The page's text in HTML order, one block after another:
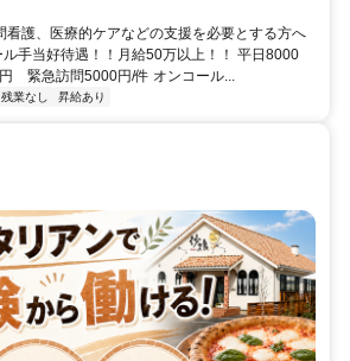
看護、医療的ケアなどの支援を必要とする方へ
手当好待遇！！月給50万以上！！ 平日8000
緊急訪問5000円/件 オンコール...
残業なし 昇給あり